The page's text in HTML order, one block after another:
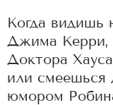
Когда видишь
Джима Керри,
Доктора
или смеешься
юмором